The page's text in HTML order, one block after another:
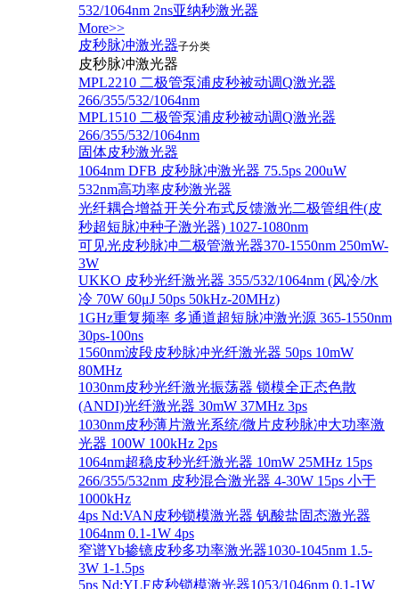
532/1064nm 2ns亚纳秒激光器
More>>
皮秒脉冲激光器子分类
皮秒脉冲激光器
​MPL2210 二极管泵浦皮秒被动调Q激光器
266/355/532/1064nm
MPL1510 二极管泵浦皮秒被动调Q激光器
266/355/532/1064nm
固体皮秒激光器
1064nm DFB 皮秒脉冲激光器 75.5ps 200uW
532nm高功率皮秒激光器
光纤耦合增益开关分布式反馈激光二极管组件(皮
秒超短脉冲种子激光器) 1027-1080nm
可见光皮秒脉冲二极管激光器370-1550nm 250mW-
3W
UKKO 皮秒光纤激光器 355/532/1064nm (风冷/水
冷 70W 60μJ 50ps 50kHz-20MHz)
1GHz重复频率 多通道超短脉冲激光源 365-1550nm
30ps-100ns
1560nm波段皮秒脉冲光纤激光器 50ps 10mW
80MHz
1030nm皮秒光纤激光振荡器 锁模全正态色散
(ANDI)光纤激光器 30mW 37MHz 3ps
1030nm皮秒薄片激光系统/微片皮秒脉冲大功率激
光器 100W 100kHz 2ps
1064nm超稳皮秒光纤激光器 10mW 25MHz 15ps
266/355/532nm 皮秒混合激光器 4-30W 15ps 小于
1000kHz
4ps Nd:VAN皮秒锁模激光器 钒酸盐固态激光器
1064nm 0.1-1W 4ps
窄谱Yb掺镱皮秒多功率激光器1030-1045nm 1.5-
3W 1-1.5ps
5ps Nd:YLF皮秒锁模激光器1053/1046nm 0.1-1W